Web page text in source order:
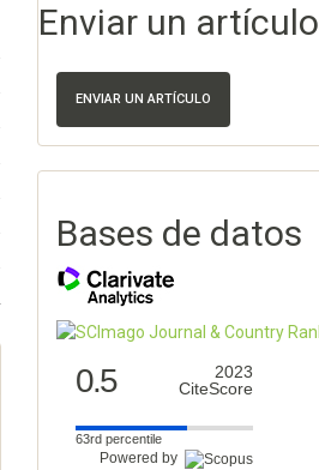
Enviar un artículo
ENVIAR UN ARTÍCULO
Bases de datos
0.5
2023
CiteScore
63rd percentile
Powered by